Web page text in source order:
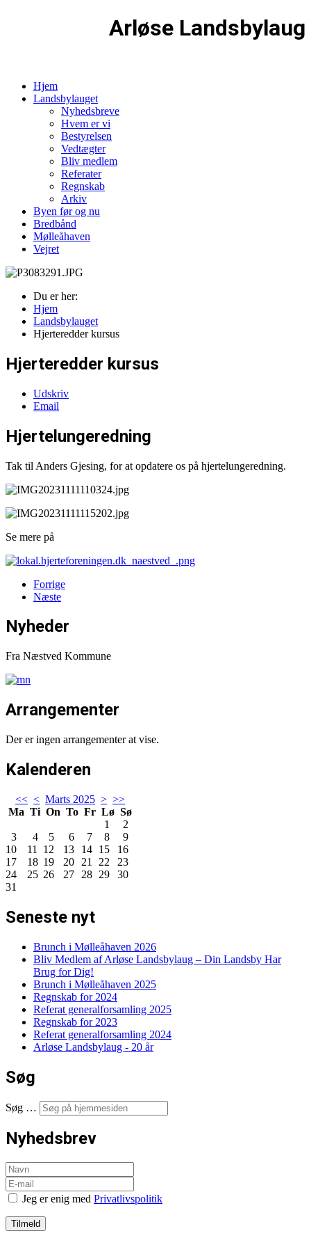
Arløse Landsbylaug
Hjem
Landsbylauget
Nyhedsbreve
Hvem er vi
Bestyrelsen
Vedtægter
Bliv medlem
Referater
Regnskab
Arkiv
Byen før og nu
Bredbånd
Mølleåhaven
Vejret
Du er her:
Hjem
Landsbylauget
Hjerteredder kursus
Hjerteredder kursus
Udskriv
Email
Hjertelungeredning
Tak til Anders Gjesing, for at opdatere os på hjertelungeredning.
Se mere på
Forrige
Næste
Nyheder
Fra Næstved Kommune
Arrangementer
Der er ingen arrangementer at vise.
Kalenderen
<< < Marts 2025 > >>
Ma Ti On To Fr Lø Sø
1
2
3
4 5 6 7 8
9
10
11 12 13 14 15
16
17
18 19 20 21 22
23
24
25 26 27 28 29
30
31
Seneste nyt
Brunch i Mølleåhaven 2026
Bliv Medlem af Arløse Landsbylaug – Din Landsby Har
Brug for Dig!
Brunch i Mølleåhaven 2025
Regnskab for 2024
Referat generalforsamling 2025
Regnskab for 2023
Referat generalforsamling 2024
Arløse Landsbylaug - 20 år
Søg
Søg …
Nyhedsbrev
Jeg er enig med Privatlivspolitik